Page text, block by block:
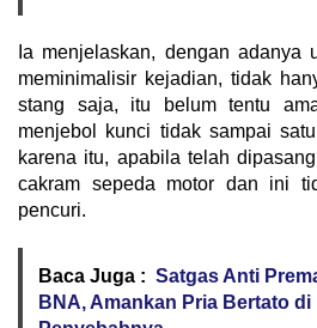
Ia menjelaskan, dengan adanya
meminimalisir kejadian, tidak
stang saja, itu belum tentu
menjebol kunci tidak sampai
karena itu, apabila telah
cakram sepeda motor dan ini
pencuri.
Baca Juga : Satgas Anti
BNA, Amankan Pria Bertato